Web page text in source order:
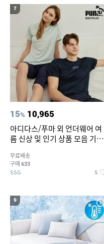
7
15% 10,965
아디다스/푸마 외 언더웨어 여
름 신상 및 인기 상품 모음 기획
무료배송
구매 633
SSG 5
9